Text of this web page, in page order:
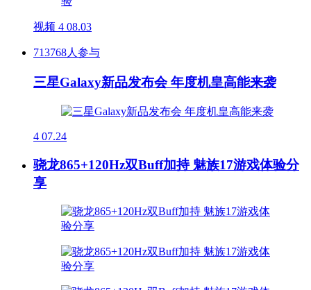
视频 4 08.03
713768人参与
三星Galaxy新品发布会 年度机皇高能来袭
4 07.24
骁龙865+120Hz双Buff加持 魅族17游戏体验分
享